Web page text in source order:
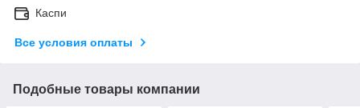
Каспи
Все условия оплаты
Подобные товары компании